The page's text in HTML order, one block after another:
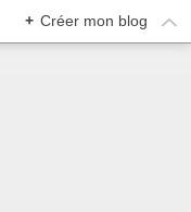
+ Créer mon blog